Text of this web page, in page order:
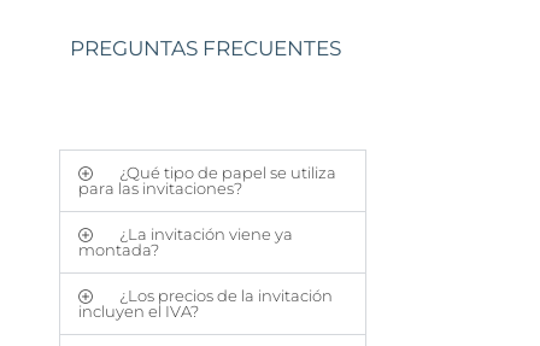
PREGUNTAS FRECUENTES
¿Qué tipo de papel se utiliza
para las invitaciones?
¿La invitación viene ya
montada?
¿Los precios de la invitación
incluyen el IVA?